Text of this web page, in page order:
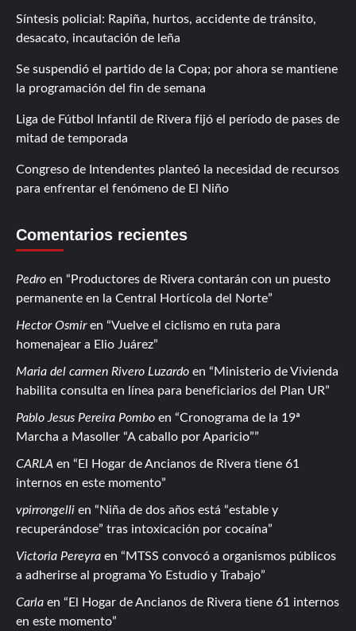
Síntesis policial: Rapiña, hurtos, accidente de tránsito,
desacato, incautación de leña
Se suspendió el partido de la Copa; por ahora se mantiene
la programación del fin de semana
Liga de Fútbol Infantil de Rivera fijó el período de pases de
mitad de temporada
Congreso de Intendentes planteó la necesidad de recursos
para enfrentar el fenómeno de El Niño
Comentarios recientes
Pedro en
Productores de Rivera contarán con un puesto
permanente en la Central Hortícola del Norte
Hector Osmiren
Vuelve el ciclismo en ruta para
homenajear a Elio Juárez
Maria del carmen Rivero Luzardo en
Ministerio de Vivienda
habilita consulta en línea para beneficiarios del Plan UR
Pablo Jesus Pereira Pombo en
Cronograma de la 19ª
Marcha a Masoller “A caballo por Aparicio”
CARLA en
El Hogar de Ancianos de Rivera tiene 61
internos en este momento
vpirrongelli en
Niña de dos años está “estable y
recuperándose” tras intoxicación por cocaína
Victoria Pereyra en
MTSS convocó a organismos públicos
a adherirse al programa Yo Estudio y Trabajo
Carla en
El Hogar de Ancianos de Rivera tiene 61 internos
en este momento